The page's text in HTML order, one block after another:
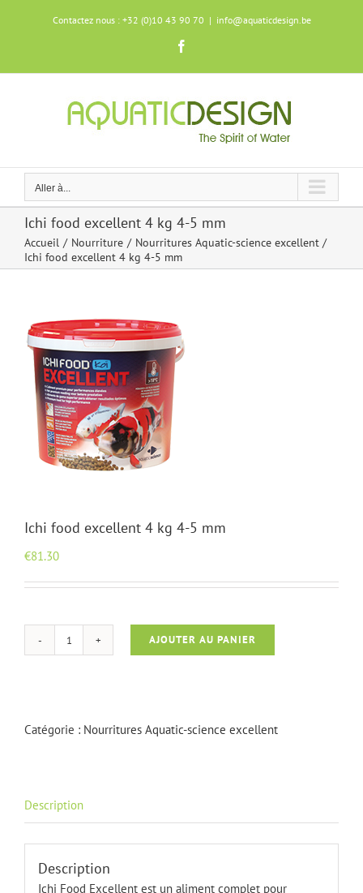
Contactez nous : +32 (0)10 43 90 70 | info@aquaticdesign.be
Aller à...
Ichi food excellent 4 kg 4-5 mm
Accueil Nourriture
Nourritures Aquatic-science excellent
Ichi food excellent 4 kg 4-5 mm
Ichi food excellent 4 kg 4-5 mm
€81.30
quantité
excellent
5
AJOUTER AU PANIER
Catégorie : Nourritures Aquatic-science excellent
Description
Description
Ichi Food Excellent est un aliment complet pour